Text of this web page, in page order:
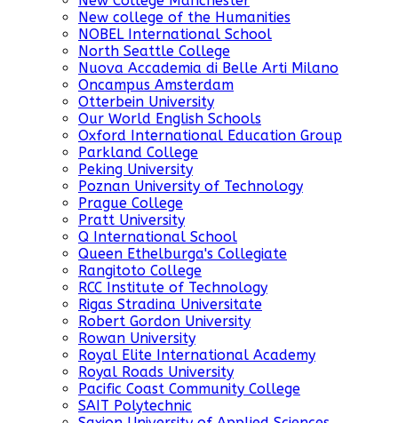
New college of the Humanities
NOBEL International School
North Seattle College
Nuova Accademia di Belle Arti Milano
Oncampus Amsterdam
Otterbein University
Our World English Schools
Oxford International Education Group
Parkland College
Peking University
Poznan University of Technology
Prague College
Pratt University
Q International School
Queen Ethelburga's Collegiate
Rangitoto College
RCC Institute of Technology
Rigas Stradina Universitate
Robert Gordon University
Rowan University
Royal Elite International Academy
Royal Roads University
Pacific Coast Community College
SAIT Polytechnic